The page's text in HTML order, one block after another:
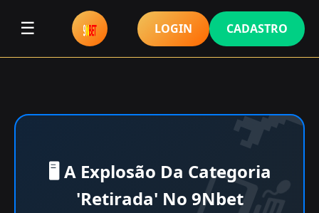
☰ LOGIN CADASTRO
🖥 A Explosão Da Categoria
'Retirada' No 9Nbet